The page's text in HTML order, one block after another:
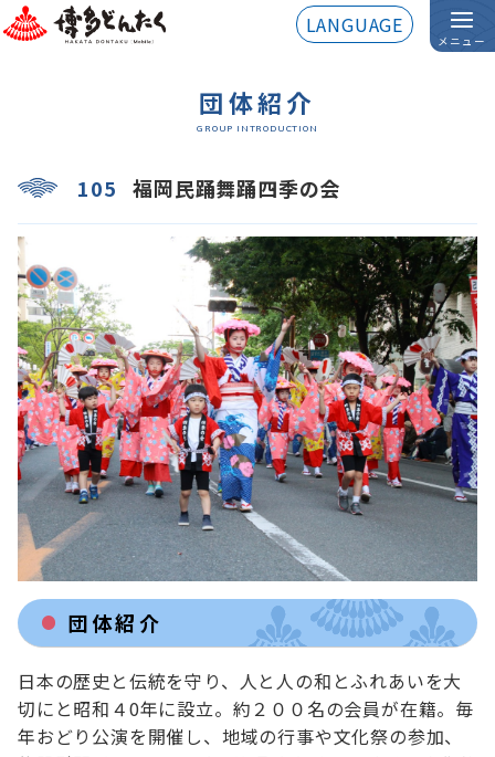
LANGUAGE
メニュー
団体紹介
GROUP INTRODUCTION
105 福岡民踊舞踊四季の会
団体紹介
日本の歴史と伝統を守り、人と人の和とふれあいを大
切にと昭和４0年に設立。約２００名の会員が在籍。毎
年おどり公演を開催し、地域の行事や文化祭の参加、